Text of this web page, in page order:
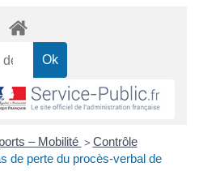
– Mobilité > Contrôle
de perte du procès-verbal de